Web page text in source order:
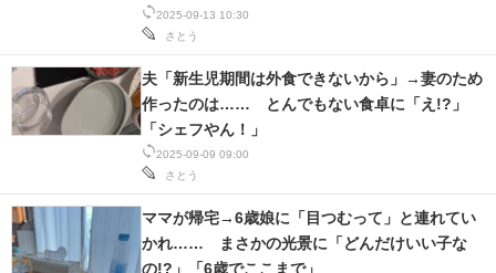
2025-09-13 10:30
さとう
2025-09-09 09:00
さとう
夫「新生児期間は外食できないから」→妻のため
作ったのは…… とんでもない食卓に「え!?」
「シェフやん！」
ママが帰宅→6歳娘に「目つむって」と連れてい
かれ…… まさかの光景に「どんだけいい子な
の!?」「6歳でここまで」